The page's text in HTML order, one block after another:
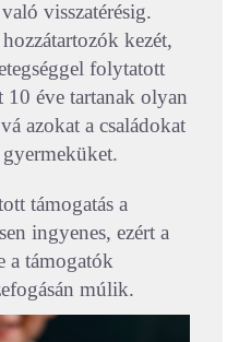
visszatérésig.
kezét,
folytatott
éve tartanak olyan
azokat a családokat
támogatás a
ingyenes, ezért a
a támogatók
múlik.